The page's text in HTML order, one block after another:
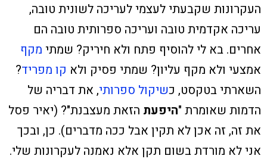
העקרונות שקבעתי לעצמי לעריכה לשונית טובה,
עריכה אקדמית טובה ועריכה ספרותית טובה הם
אחרים. בא לי להוסיף פתח ולא חיריק? שמתי מקף
אמצעי ולא מקף עליון? שמתי פסיק ולא קו מפריד?
השארתי בטקסט, כשיקול ספרותי, את דבריה של
הדמות שאומרת "היפעת הזאת מעצבנת"? (יאיר פסל
את זה, זה אכן לא תקין אבל ככה מדברים). כן, ובכך
אני לא מורדת בשום תקן אלא נאמנה לעקרונות שלי.